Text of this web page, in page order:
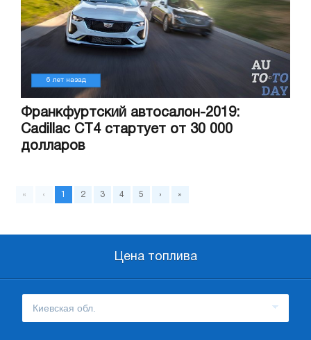
6 лет назад
Франкфуртский автосалон-2019:
Cadillac CT4 стартует от 30 000
долларов
« ‹ 1 2 3 4 5 › »
Цена топлива